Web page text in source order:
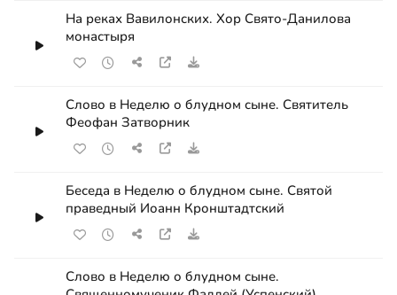
На реках Вавилонских. Хор Свято-Данилова
монастыря
Слово в Неделю о блудном сыне. Святитель
Феофан Затворник
Беседа в Неделю о блудном сыне. Святой
праведный Иоанн Кронштадтский
Слово в Неделю о блудном сыне.